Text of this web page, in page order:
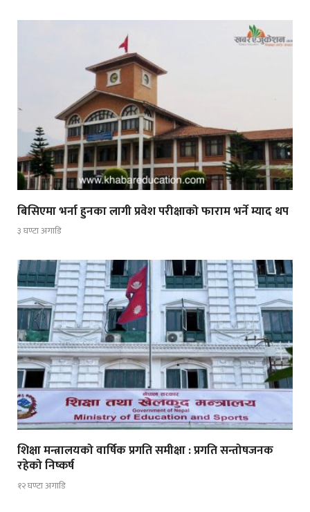
बिसिएमा भर्ना हुनका लागी प्रवेश परीक्षाको फाराम भर्ने म्याद थप
३ घण्टा अगाडि
शिक्षा मन्त्रालयको वार्षिक प्रगति समीक्षा : प्रगति सन्तोषजनक
रहेको निष्कर्ष
१२ घण्टा अगाडि